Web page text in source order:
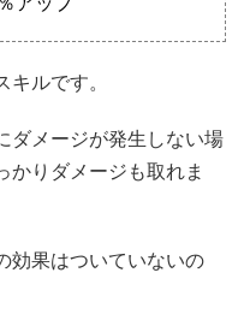
ルです。
ダメージが発生しない場
かりダメージも取れま
効果はついていないの